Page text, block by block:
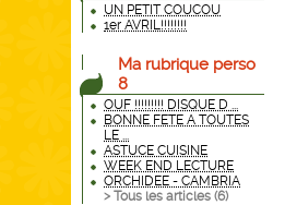
UN PETIT COUCOU
1er AVRIL!!!!!!!!
Ma rubrique perso
8
OUF !!!!!!!!! DISQUE D ...
BONNE FETE A TOUTES
LE ...
ASTUCE CUISINE
WEEK END LECTURE
ORCHIDEE - CAMBRIA
> Tous les articles (6)